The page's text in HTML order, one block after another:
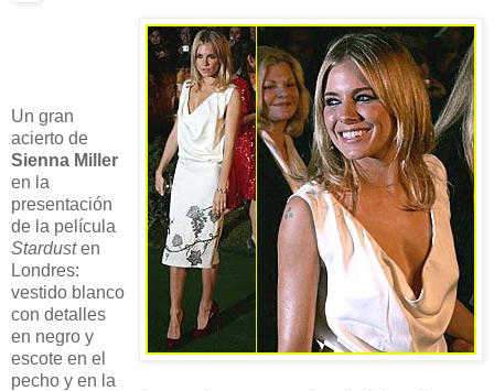
Un gran
acierto de
Sienna Miller
en la
presentación
de la película
Stardusten
Londres:
vestido blanco
con detalles
en negro y
escote en el
pecho y en la